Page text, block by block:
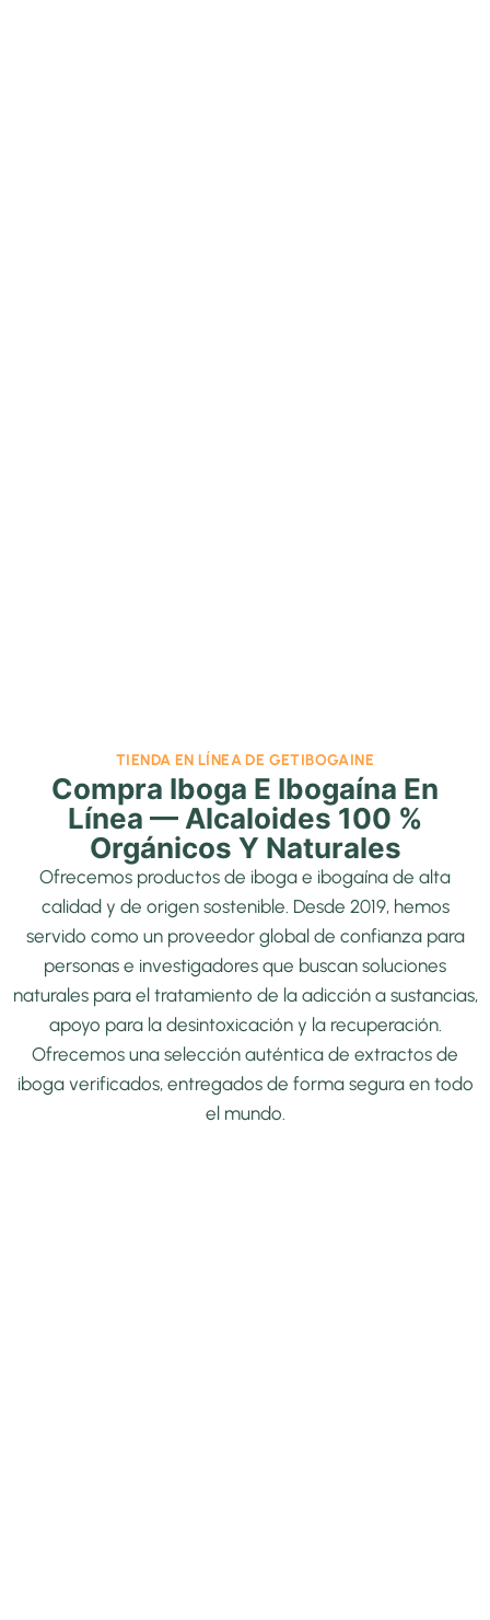
TIENDA EN LÍNEA DE GETIBOGAINE
Compra Iboga E Ibogaína En
Línea — Alcaloides 100 %
Orgánicos Y Naturales
Ofrecemos productos de iboga e ibogaína de alta
calidad y de origen sostenible. Desde 2019, hemos
servido como un proveedor global de confianza para
personas e investigadores que buscan soluciones
naturales para el tratamiento de la adicción a sustancias,
apoyo para la desintoxicación y la recuperación.
Ofrecemos una selección auténtica de extractos de
iboga verificados, entregados de forma segura en todo
el mundo.